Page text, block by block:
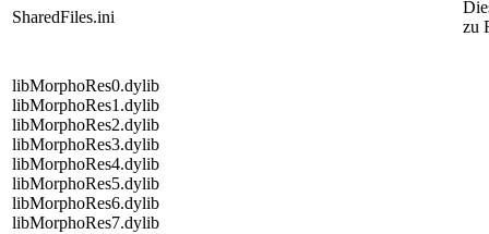
SharedFiles.ini
zu
libMorphoRes0.dylib
libMorphoRes1.dylib
libMorphoRes2.dylib
libMorphoRes3.dylib
libMorphoRes4.dylib
libMorphoRes5.dylib
libMorphoRes6.dylib
libMorphoRes7.dylib